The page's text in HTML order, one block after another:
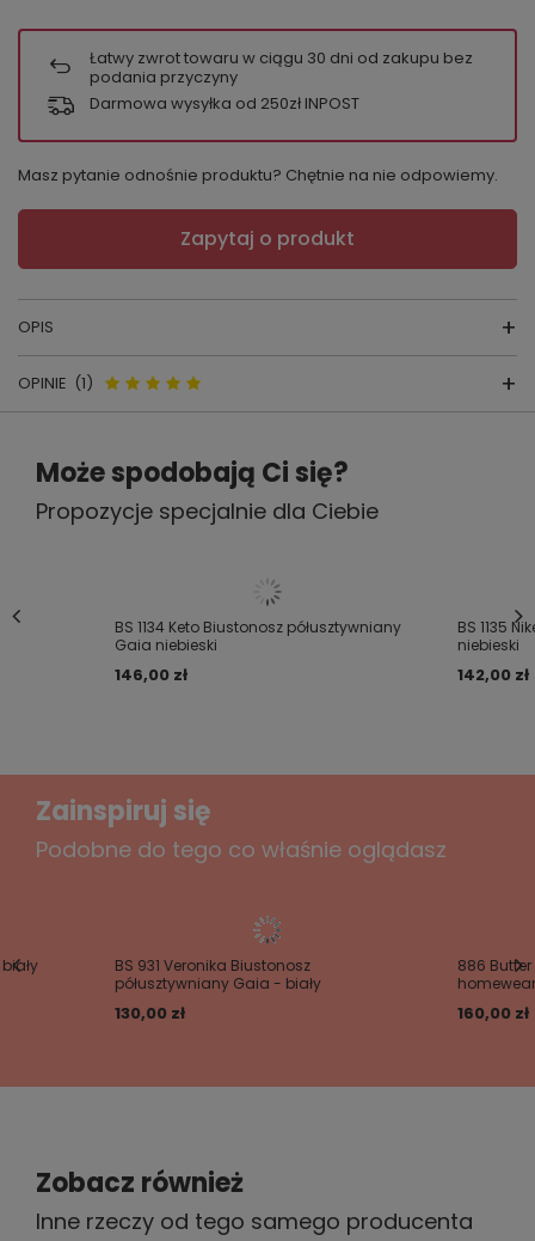
Łatwy zwrot towaru w ciągu 30 dni od zakupu bez
podania przyczyny
Darmowa wysyłka od 250zł INPOST
Masz pytanie odnośnie produktu? Chętnie na nie odpowiemy.
Zapytaj o produkt
OPIS
Figi Keto
WYPRODUKOWANE PRZEZ POLSKĄ FIRMĘ:
Skład :76% poliamid, 19% elastan, 5% bawełna
wykończona wzorzystą koronką. Pas zdobi niewielka,
ozdobna kokardka.
OPINIE (1)
Opinie o GFP 1134 Keto Figi
damskie Gaia niebieski
Napisz swoją opinię
4
0
3
2
1
Polecam!
2025-03-13
Weronika, Warszawa
Może spodobają Ci się?
Propozycje specjalnie dla Ciebie
BS 1134 Keto Biustonosz półusztywniany
Gaia niebieski
146,00 zł
BS 1135
niebieski
142,00 zł
Zainspiruj się
Podobne do tego co właśnie oglądasz
BS 931 Veronika Biustonosz
półusztywniany Gaia - biały
130,00 zł
886
160,00 zł
Zobacz również
Inne rzeczy od tego samego producenta